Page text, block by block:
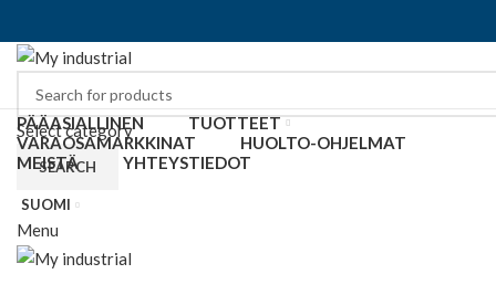
Select category
SEARCH
SUOMI
Menu
PÄÄASIALLINEN
TUOTTEET
VARAOSAMARKKINAT
HUOLTO-OHJELMAT
MEISTÄ
YHTEYSTIEDOT